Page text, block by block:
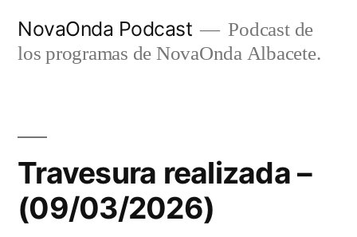
NovaOnda Podcast
Podcast de
los programas de NovaOnda Albacete.
Travesura realizada –
(09/03/2026)